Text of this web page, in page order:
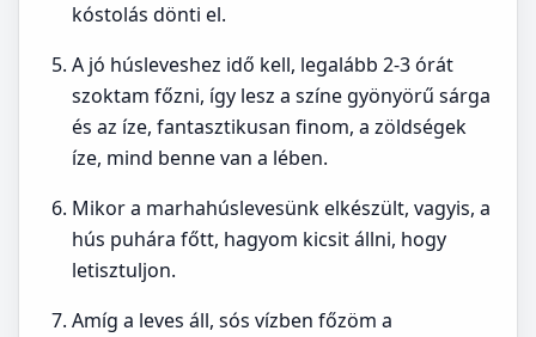
kóstolás dönti el.
A jó húsleveshez idő kell, legalább 2-3 órát
szoktam főzni, így lesz a színe gyönyörű sárga
és az íze, fantasztikusan finom, a zöldségek
íze, mind benne van a lében.
Mikor a marhahúslevesünk elkészült, vagyis, a
hús puhára főtt, hagyom kicsit állni, hogy
letisztuljon.
Amíg a leves áll, sós vízben főzöm a